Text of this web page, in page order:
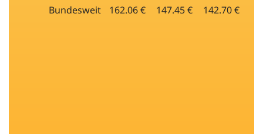
Bundesweit 162.06 € 147.45 € 142.70 €